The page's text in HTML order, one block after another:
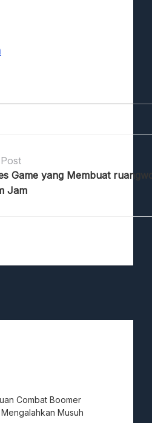
Game yang Membuat
Jam
Combat Boomer
Musuh